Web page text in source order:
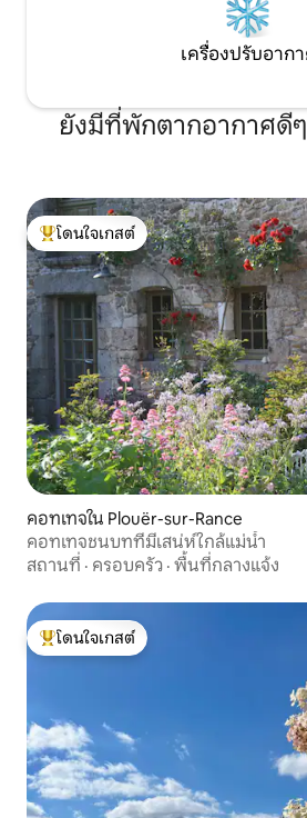
เครื่องปรับอาก
ยังมีที่พักตากอากาศดีๆ
โดนใจเกสต์ที่สุด
โดนใจเกสต์
คอทเทจใน Plouër-sur-Rance
คอทเทจชนบทที่มีเสน่ห์ใกล้แม่น้ำ
สถานที่ · ครอบครัว · พื้นที่กลางแจ้ง
โดนใจเกสต์ที่สุด
โดนใจเกสต์